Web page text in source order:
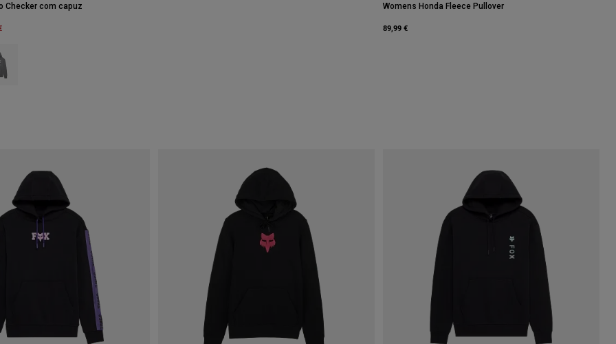
Checker com capuz
of Preto.
swatch type of Heather Graphite Grey.
Womens Honda Fleece Pullover
89,99 €